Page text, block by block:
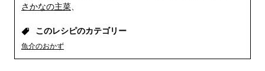
さかなの主菜
このレシピのカテゴリー
魚介のおかず